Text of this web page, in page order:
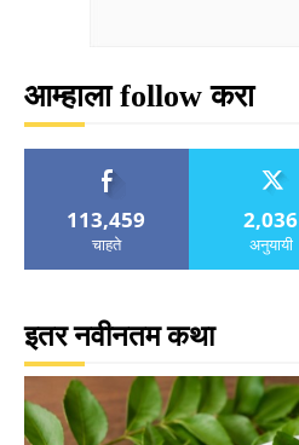
आम्हाला follow करा
113,459
चाहते
2,036
अनुयायी
इतर नवीनतम कथा